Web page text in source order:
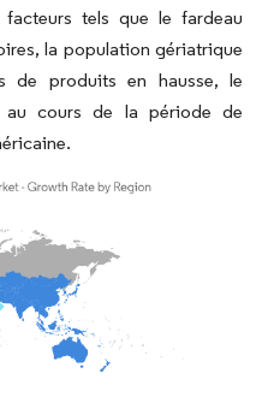
tels que le fardeau
la population gériatrique
de produits en hausse, le
au cours de la période de